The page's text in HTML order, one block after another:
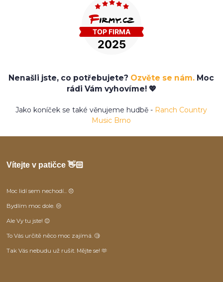
Nenašli jste, co potřebujete? Ozvěte se nám. Moc
rádi Vám vyhovíme! 💖
Jako koníček se také věnujeme hudbě - Ranch Country
Music Brno
Vítejte v patičce 👋🏻
Moc lidí sem nechodí... 😞
Bydlím moc dole. 😒
Ale Vy tu jste! 😊
To Vás určitě něco moc zajímá. 🧐
Tak Vás nebudu už rušit. Mějte se! 🫶